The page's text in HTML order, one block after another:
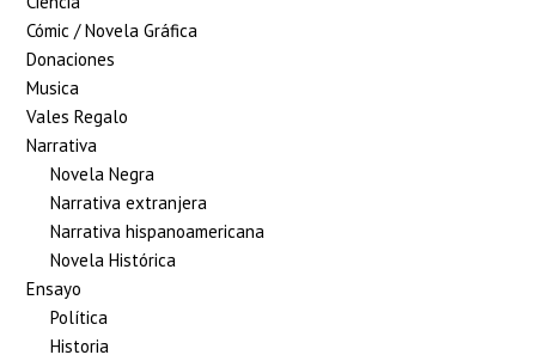
Cómic / Novela Gráfica
Donaciones
Musica
Vales Regalo
Narrativa
Novela Negra
Narrativa extranjera
Narrativa hispanoamericana
Novela Histórica
Ensayo
Política
Historia